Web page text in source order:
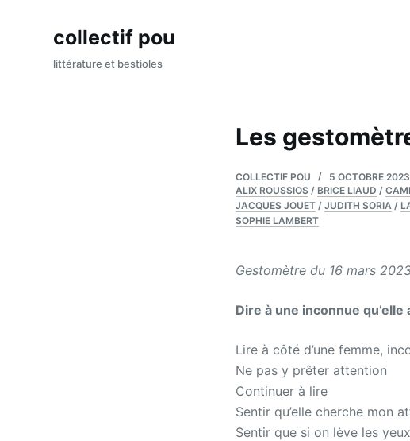
collectif pou
littérature et bestioles
Les
COLLECTIF POU
5 OCTOBRE 2023
ALIX ROUSSIOS / BRICE LIAUD /
JACQUES JOUET / JUDITH SORIA /
SOPHIE LAMBERT
Gestomètre du 16 mars
Dire à une inconnue
Lire à côté d’une femme,
Ne pas y prêter attention
Continuer à lire
Sentir qu’elle cherche mon
Sentir que si on lève les